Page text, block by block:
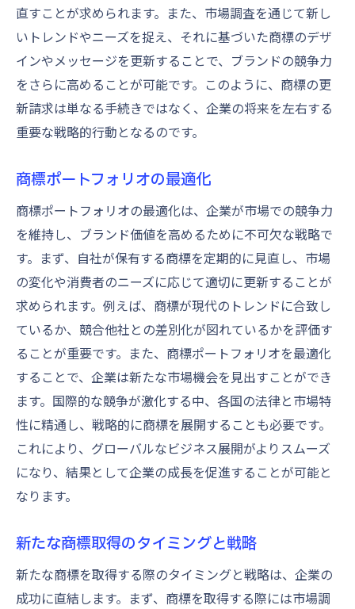
直すことが求められます。また、市場調査を通じて新し
いトレンドやニーズを捉え、それに基づいた商標のデザ
インやメッセージを更新することで、ブランドの競争力
をさらに高めることが可能です。このように、商標の更
新請求は単なる手続きではなく、企業の将来を左右する
重要な戦略的行動となるのです。
商標ポートフォリオの最適化
商標ポートフォリオの最適化は、企業が市場での競争力
を維持し、ブランド価値を高めるために不可欠な戦略で
す。まず、自社が保有する商標を定期的に見直し、市場
の変化や消費者のニーズに応じて適切に更新することが
求められます。例えば、商標が現代のトレンドに合致し
ているか、競合他社との差別化が図れているかを評価す
ることが重要です。また、商標ポートフォリオを最適化
することで、企業は新たな市場機会を見出すことができ
ます。国際的な競争が激化する中、各国の法律と市場特
性に精通し、戦略的に商標を展開することも必要です。
これにより、グローバルなビジネス展開がよりスムーズ
になり、結果として企業の成長を促進することが可能と
なります。
新たな商標取得のタイミングと戦略
新たな商標を取得する際のタイミングと戦略は、企業の
成功に直結します。まず、商標を取得する際には市場調